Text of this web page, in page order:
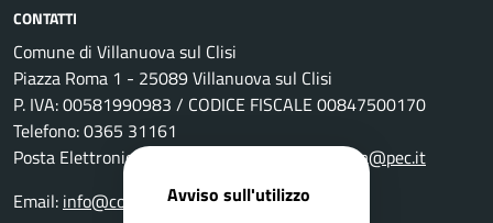
CONTATTI
Comune di Villanuova sul Clisi
Piazza Roma 1 - 25089 Villanuova sul Clisi
P. IVA: 00581990983 / CODICE FISCALE 00847500170
Telefono: 0365 31161
Posta Elettronica Certificata:
comunevillanuova@pec.it
Email: info@comune.villanuova-sul-clisi.bs.it
Avviso sull'utilizzo